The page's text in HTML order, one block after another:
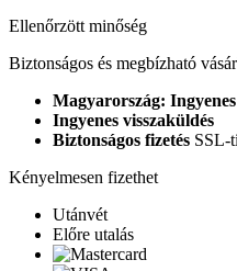
Ellenőrzött minőség
Biztonságos és megbízható
Magyarország:
Ingyenes visszaküldés
Biztonságos fizetés SSL-
Kényelmesen fizethet
Utánvét
Előre utalás